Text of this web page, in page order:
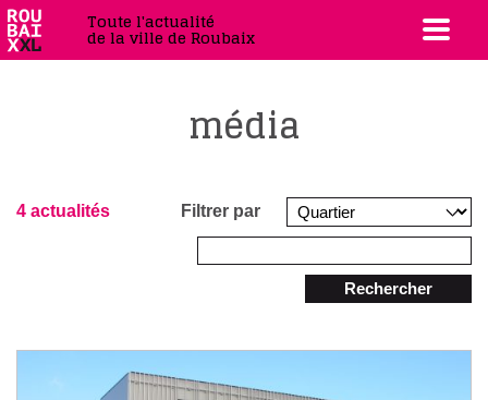
Toute l'actualité
de la ville de Roubaix
média
4 actualités Filtrer par
Rechercher